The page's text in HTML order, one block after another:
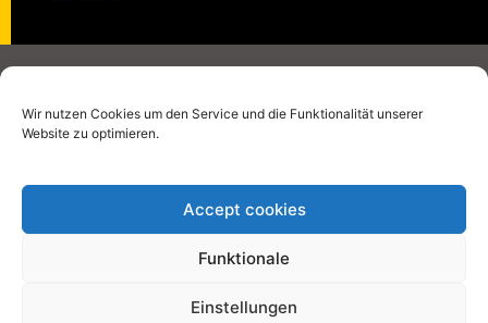
Wir nutzen Cookies um den Service und die Funktionalität unserer
Website zu optimieren.
Accept cookies
Funktionale
Einstellungen